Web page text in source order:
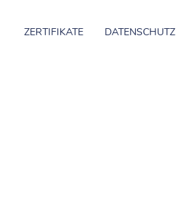
DATENSCHUTZ
ZERTIFIKATE